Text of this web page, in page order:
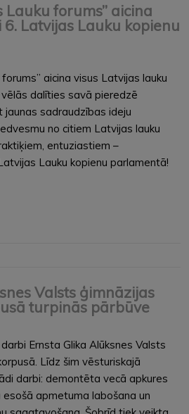
Lauku forums” aicina
Latvijas Lauku kopienu
aicina visus Latvijas lauku
dalīties savā pieredzē
jaunas sadraudzības ideju
no citiem Latvijas lauku
entuziastiem –
Lauku kopienu parlamentā!
Valsts ģimnāzijas
turpinās pārbūve
Ernsta Glika Alūksnes Valsts
Līdz šim vēsturiskajā
darbi: demontēta vecā apkures
apmetuma labošana un